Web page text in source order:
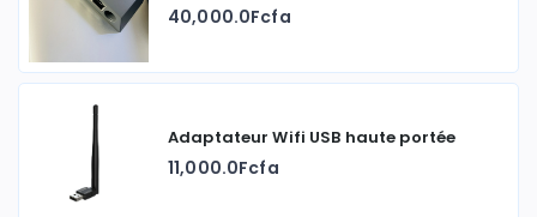
40,000.0Fcfa
Adaptateur Wifi USB haute portée
11,000.0Fcfa